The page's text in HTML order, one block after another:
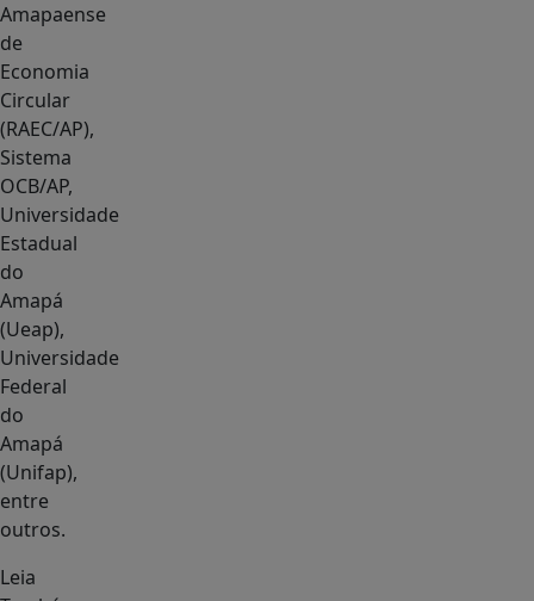
Amapaense
de
Economia
Circular
(RAEC/AP),
Sistema
OCB/AP,
Universidade
Estadual
do
Amapá
(Ueap),
Universidade
Federal
do
Amapá
(Unifap),
entre
outros.
Leia